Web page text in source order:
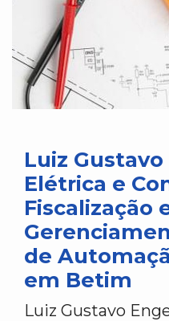
Luiz
Elétrica e
Fiscalização
de
em Betim
Luiz Gustavo